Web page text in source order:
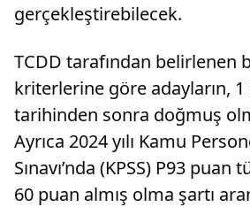
gerçekleştirebilecek.
TCDD tarafından belirlenen
kriterlerine göre adayların, 1
tarihinden sonra doğmuş
Ayrıca 2024 yılı Kamu
Sınavı’nda (KPSS) P93
60 puan almış olma şartı